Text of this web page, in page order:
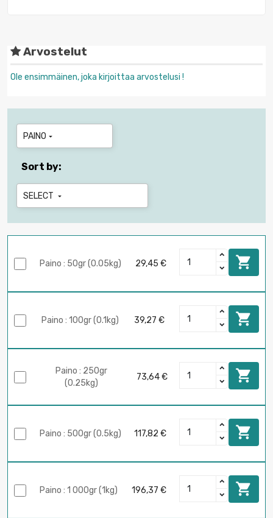
Arvostelut
Ole ensimmäinen, joka kirjoittaa arvostelusi !
PAINO 
Sort by:
SELECT 
Paino : 50gr (0.05kg) 29,45 € 
Paino : 100gr (0.1kg) 39,27 € 
Paino : 250gr
(0.25kg)
73,64 € 
Paino : 500gr (0.5kg) 117,82 € 
Paino : 1 000gr (1kg) 196,37 € 